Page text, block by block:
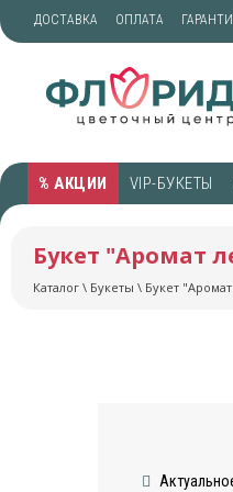
% АКЦИИ VIP-БУКЕТЫ
ДОСТАВКА ОПЛАТА
Букет "Аромат
Каталог \ Букеты \ Букет "Аромат